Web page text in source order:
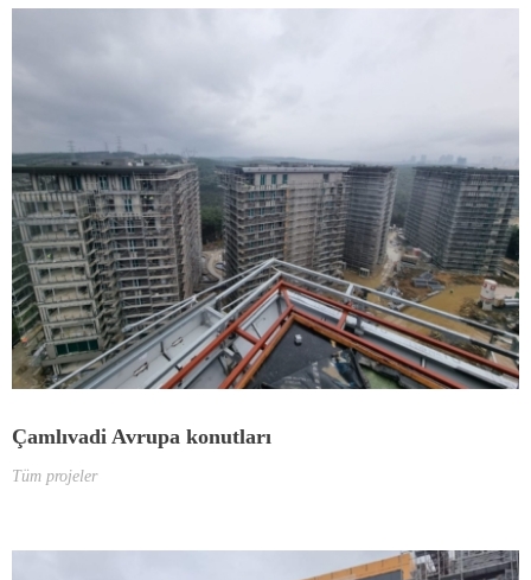
Çamlıvadi Avrupa konutları
Tüm projeler